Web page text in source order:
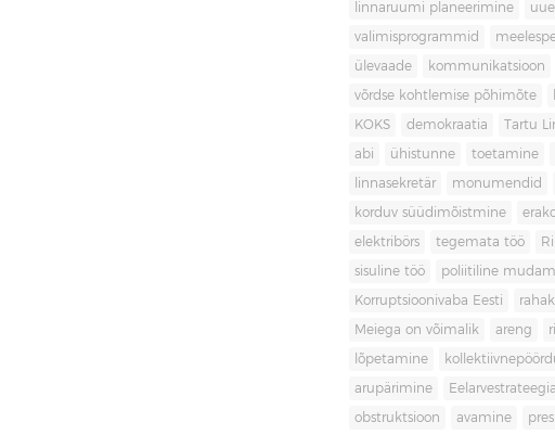
linnaruumi planeerimine
valimisprogrammid
ülevaade kommunikatsioon
võrdse kohtlemise põhimõte
KOKS demokraatia Tartu
abi ühistunne toetamine
linnasekretär monumendid
korduv süüdimõistmine
elektribörs tegemata töö
sisuline töö poliitiline
Korruptsioonivaba Eesti
Meiega on võimalik areng
lõpetamine
arupärimine Eelarvestrateegia
obstruktsioon avamine